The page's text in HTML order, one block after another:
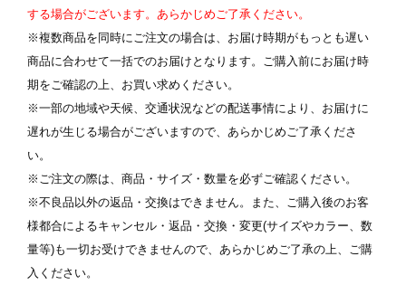
する場合がございます。あらかじめご了承ください。
※複数商品を同時にご注文の場合は、お届け時期がもっとも遅い
商品に合わせて一括でのお届けとなります。ご購入前にお届け時
期をご確認の上、お買い求めください。
※一部の地域や天候、交通状況などの配送事情により、お届けに
遅れが生じる場合がございますので、あらかじめご了承くださ
い。
※ご注文の際は、商品・サイズ・数量を必ずご確認ください。
※不良品以外の返品・交換はできません。また、ご購入後のお客
様都合によるキャンセル・返品・交換・変更(サイズやカラー、数
量等)も一切お受けできませんので、あらかじめご了承の上、ご購
入ください。
写真を選択
※ 写真は配置後も変更できます